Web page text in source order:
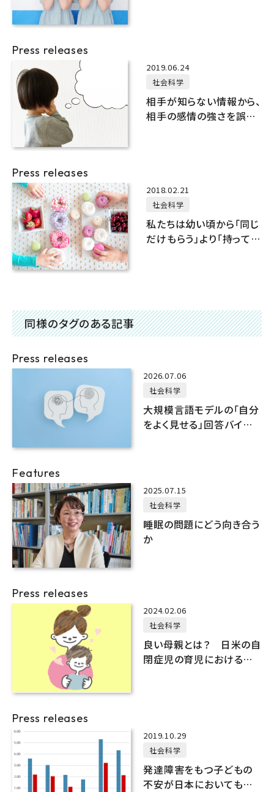
Press releases
2019.06.24
社会科学
相手が知らない情報から、
相手の感情の強さを誤っ
Press releases
2018.02.21
社会科学
私たちは幼い頃から「同じ
だけもらう」より「持ってい
同様のタグのある記事
Press releases
2026.07.06
社会科学
大規模言語モデルの「自分
をよく見せる」回答バイアス
Features
2025.07.15
社会科学
睡眠の問題にどう向き合う
か
Press releases
2024.02.06
社会科学
良い母親とは？ 日米の自
閉症児の育児における文
Press releases
2019.10.29
社会科学
発達障害をもつ子どもの
不安が日本においても高